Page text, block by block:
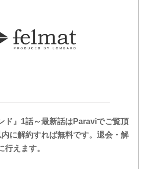
ド』1話～最新話はParaviでご覧頂
に解約すれば無料です。退会・解
行えます。